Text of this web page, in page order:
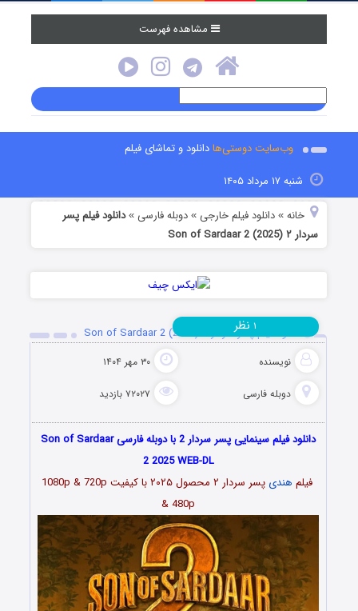
مشاهده فهرست
وب‌سایت دوستی‌هادانلود و تماشای فیلم
شنبه ۱۷ مرداد ۱۴۰۵
خانه »دانلود فیلم خارجی »دوبله فارسی »دانلود فیلم پسر
سردار ۲ Son of Sardaar 2 (2025)
دانلود فیلم پسر سردار ۲ Son of Sardaar 2 (2025)
نویسنده ۳۰ مهر ۱۴۰۴
دوبله فارسی ۷۲۰۲۷ بازدید
۱ نظر
دانلود فیلم سینمایی پسر سردار 2 با دوبله فارسی Son of Sardaar
2 2025 WEB-DL
فیلم هندی
پسر سردار ۲ محصول ۲۰۲۵ با کیفیت 1080p & 720p
& 480p